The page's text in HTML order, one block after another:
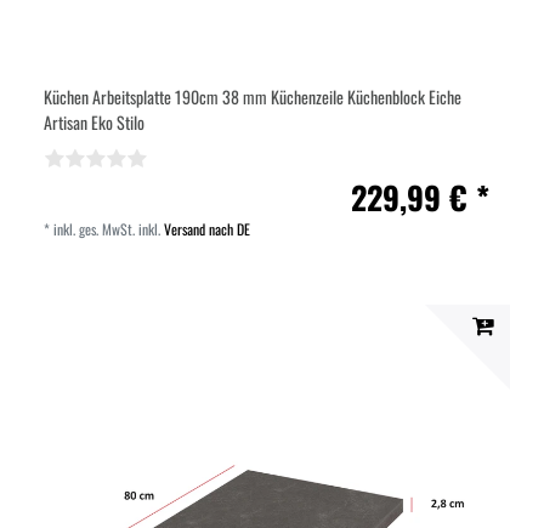
Küchen Arbeitsplatte 190cm 38 mm Küchenzeile Küchenblock Eiche
Artisan Eko Stilo
229,99 € *
*inkl. ges. MwSt.inkl.Versand nach DE